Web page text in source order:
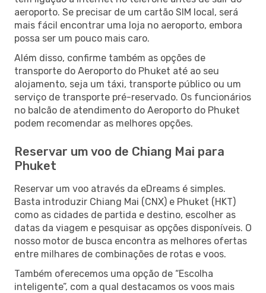
aeroporto. Se precisar de um cartão SIM local, será
mais fácil encontrar uma loja no aeroporto, embora
possa ser um pouco mais caro.
Além disso, confirme também as opções de
transporte do Aeroporto do Phuket até ao seu
alojamento, seja um táxi, transporte público ou um
serviço de transporte pré-reservado. Os funcionários
no balcão de atendimento do Aeroporto do Phuket
podem recomendar as melhores opções.
Reservar um voo de Chiang Mai para
Phuket
Reservar um voo através da eDreams é simples.
Basta introduzir Chiang Mai (CNX) e Phuket (HKT)
como as cidades de partida e destino, escolher as
datas da viagem e pesquisar as opções disponíveis. O
nosso motor de busca encontra as melhores ofertas
entre milhares de combinações de rotas e voos.
Também oferecemos uma opção de “Escolha
inteligente”, com a qual destacamos os voos mais